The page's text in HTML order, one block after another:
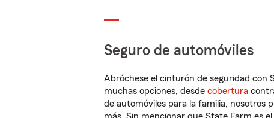
Seguro de automóviles
Abróchese el cinturón de seguridad con
muchas opciones, desde cobertura
de automóviles para la familia, nosotros